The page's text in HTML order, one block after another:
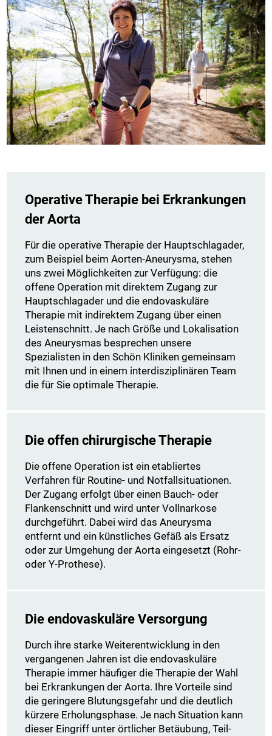
Operative Therapie bei Erkrankungen
der Aorta
Für die operative Therapie der Hauptschlagader,
zum Beispiel beim Aorten-Aneurysma, stehen
uns zwei Möglichkeiten zur Verfügung: die
offene Operation mit direktem Zugang zur
Hauptschlagader und die endovaskuläre
Therapie mit indirektem Zugang über einen
Leistenschnitt. Je nach Größe und Lokalisation
des Aneurysmas besprechen unsere
Spezialisten in den Schön Kliniken gemeinsam
mit Ihnen und in einem interdisziplinären Team
die für Sie optimale Therapie.
Die offen chirurgische Therapie
Die offene Operation ist ein etabliertes
Verfahren für Routine- und Notfallsituationen.
Der Zugang erfolgt über einen Bauch- oder
Flankenschnitt und wird unter Vollnarkose
durchgeführt. Dabei wird das Aneurysma
entfernt und ein künstliches Gefäß als Ersatz
oder zur Umgehung der Aorta eingesetzt (Rohr-
oder Y-Prothese).
Die endovaskuläre Versorgung
Durch ihre starke Weiterentwicklung in den
vergangenen Jahren ist die endovaskuläre
Therapie immer häufiger die Therapie der Wahl
bei Erkrankungen der Aorta. Ihre Vorteile sind
die geringere Blutungsgefahr und die deutlich
kürzere Erholungsphase. Je nach Situation kann
dieser Eingriff unter örtlicher Betäubung, Teil-